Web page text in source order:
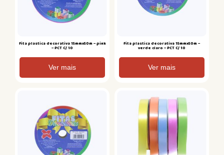
Fita plastica decorativa 15mmx50m – pink
– PCT C/ 10
Ver mais
Fita plastica decorativa 15mmx50m –
verde claro – PCT C/ 10
Ver mais